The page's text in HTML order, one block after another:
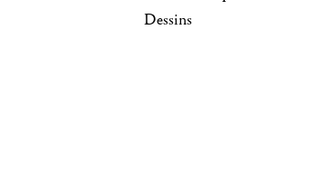
Dessins